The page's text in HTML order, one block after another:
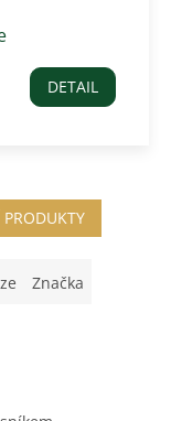
DETAIL
Značka